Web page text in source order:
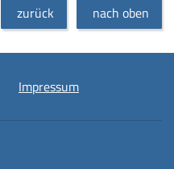
zurück nach oben
Impressum